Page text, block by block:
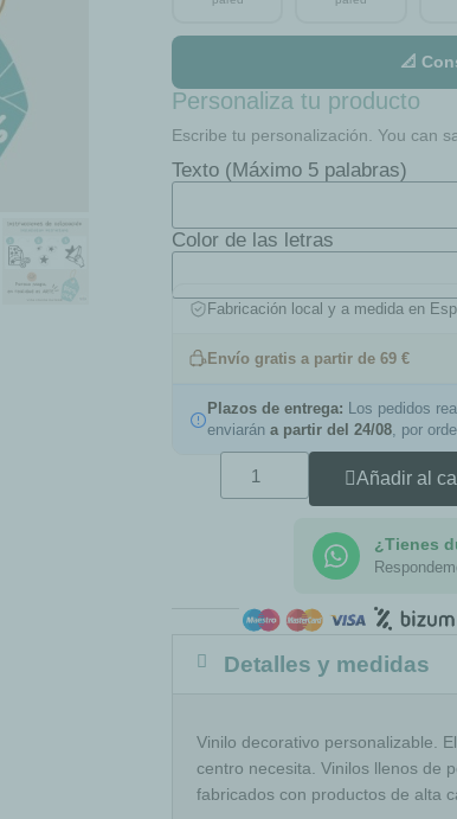
📐
Personaliza tu producto
Escribe tu personalización. You can
Texto (Máximo 5 palabras)
Color de las letras
Fabricación local y a medida en
Envío gratis a partir de 69 €
Plazos de entrega: Los pedidos
enviarána partir del 24/08, por
Añadir al
¿Tienes
Detalles y medidas
Vinilo decorativo personalizable.
centro necesita. Vinilos llenos de
fabricados con productos de alta